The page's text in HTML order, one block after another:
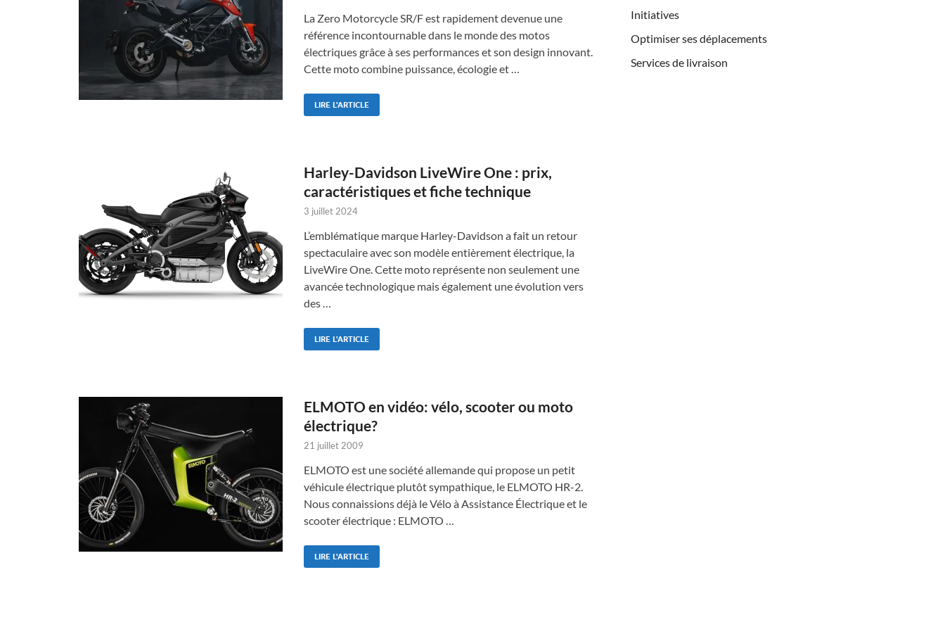
La Zero Motorcycle SR/F est rapidement devenue une
référence incontournable dans le monde des motos
électriques grâce à ses performances et son design innovant.
Cette moto combine puissance, écologie et …
LIRE L'ARTICLE
Harley-Davidson LiveWire One : prix,
caractéristiques et fiche technique
3 juillet 2024
L’emblématique marque Harley-Davidson a fait un retour
spectaculaire avec son modèle entièrement électrique, la
LiveWire One. Cette moto représente non seulement une
avancée technologique mais également une évolution vers
des …
LIRE L'ARTICLE
ELMOTO en vidéo: vélo, scooter ou moto
électrique?
21 juillet 2009
ELMOTO est une société allemande qui propose un petit
véhicule électrique plutôt sympathique, le ELMOTO HR-2.
Nous connaissions déjà le Vélo à Assistance Électrique et le
scooter électrique : ELMOTO …
LIRE L'ARTICLE
Initiatives
Optimiser ses déplacements
Services de livraison